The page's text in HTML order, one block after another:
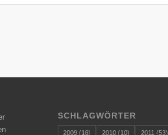
SCHLAGWÖRTER
2009 (16) 2010 (10) 2011 (53)